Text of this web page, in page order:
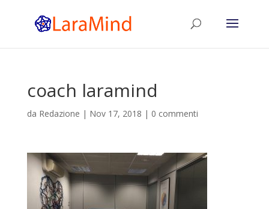
coach laramind
da Redazione | Nov 17, 2018 | 0 commenti